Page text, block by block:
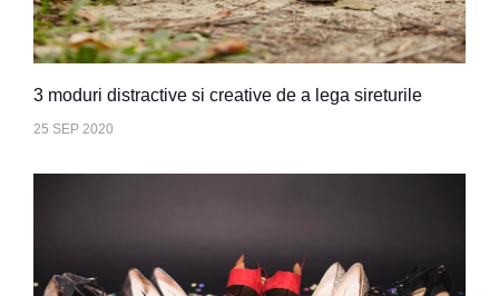
3 moduri distractive si creative de a lega sireturile
25 SEP 2020